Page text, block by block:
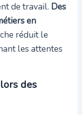
de travail. Des
en
réduit le
les attentes
des